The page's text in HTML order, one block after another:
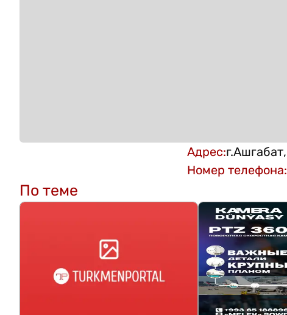
Адрес:г.Ашгабат,
Номер телефона:
По теме